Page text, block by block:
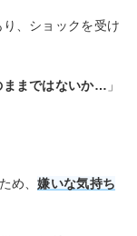
、ショックを受け
ままではないか… 」
め、嫌いな気持ち